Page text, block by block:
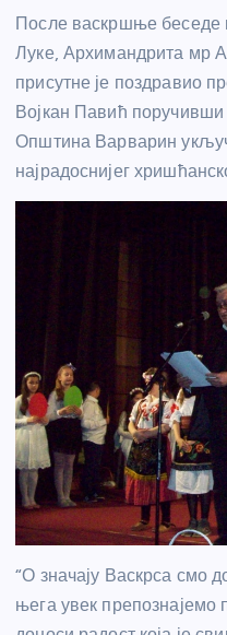
После васкршње беседе
Луке, Архимандрита мр
присутне је поздравио
Војкан Павић
Општина Варварин
најрадоснијег
“О значају Васкрса смо
њега увек препознајемо